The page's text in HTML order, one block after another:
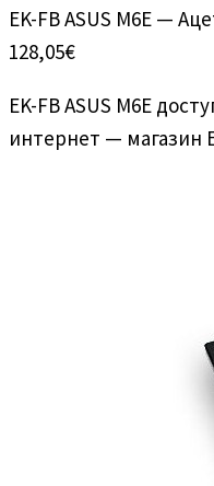
EK-FB ASUS M6E —
128,05€
EK-FB ASUS M6E
интернет — магазин